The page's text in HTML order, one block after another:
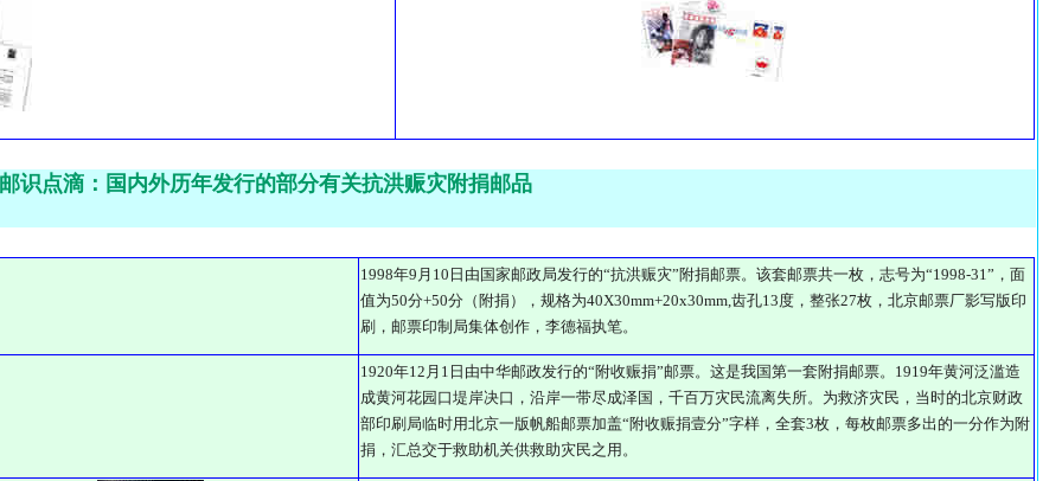
邮识点滴：国内外历年发行的部分有关抗洪赈灾附捐邮品
1998年9月10日由国家邮政局发行的“抗洪赈灾”附捐邮票。该套邮票共一枚，志号为“1998-31”，面
值为50分+50分（附捐），规格为40X30mm+20x30mm,齿孔13度，整张27枚，北京邮票厂影写版印
刷，邮票印制局集体创作，李德福执笔。
1920年12月1日由中华邮政发行的“附收赈捐”邮票。这是我国第一套附捐邮票。1919年黄河泛滥造
成黄河花园口堤岸决口，沿岸一带尽成泽国，千百万灾民流离失所。为救济灾民，当时的北京财政
部印刷局临时用北京一版帆船邮票加盖“附收赈捐壹分”字样，全套3枚，每枚邮票多出的一分作为附
捐，汇总交于救助机关供救助灾民之用。